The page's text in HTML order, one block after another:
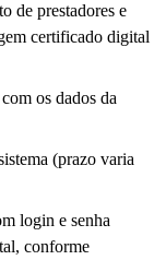
de prestadores e
certificado digital
os dados da
(prazo varia
login e senha
conforme